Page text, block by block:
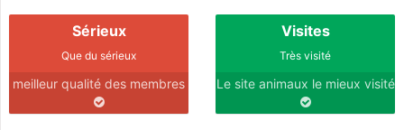
Sérieux
Que du sérieux
meilleur qualité des membres
Visites
Très visité
Le site animaux le mieux visité